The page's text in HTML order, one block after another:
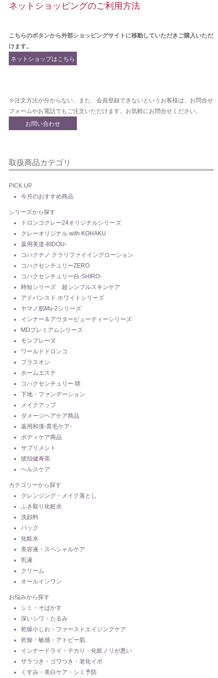
ネットショッピングのご利用方法
こちらのボタンから外部ショッピングサイトに移動していただきご購入いただ
けます。
ネットショップはこちら
※注文方法が分からない、また、会員登録できないというお客様は、お問合せ
フォームやお電話でもご注文いただけます。お気軽にお問合せください。
お問い合わせ
取扱商品カテゴリ
PICK UP
今月のおすすめ商品
シリーズから探す
ドロンコクレー24オリジナルシリーズ
クレーオリジナル with KOHAKU
薬用美道-BIDOU-
コハクナノ クラリファイイングローション
コハクセンチュリーZERO
コハクセンチュリー白-SHIRO-
時短シリーズ 超シンプルスキンケア
アドバンスド ホワイトシリーズ
ヤマノ肌Mu-2シリーズ
インナー＆アウタービューティーシリーズ
MDプレミアムシリーズ
モンプレーヌ
ワールドドロンコ
プラスオン
ホームエステ
コハクセンチュリー 咲
下地・ファンデーション
メイクアップ
ダメージヘアケア商品
薬用和漢-育毛ケア-
ボディケア商品
サプリメント
琥珀健寿茶
ヘルスケア
カテゴリーから探す
クレンジング・メイク落とし
ふき取り化粧水
洗顔料
パック
化粧水
美容液・スペシャルケア
乳液
クリーム
オールインワン
お悩みから探す
シミ・そばかす
深いシワ・たるみ
乾燥小じわ・ファーストエイジングケア
乾燥・敏感・アトピー肌
インナードライ・テカり・化粧ノリが悪い
ザラつき・ゴワつき・老化イボ
くすみ・美白ケア・シミ予防